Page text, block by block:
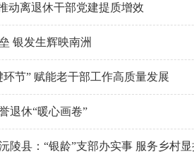
动离退休干部党建提质增效
银发生辉映南洲
节” 赋能老干部工作高质量发展
退休“暖心画卷”
陵县：“银龄”支部办实事 服务乡村